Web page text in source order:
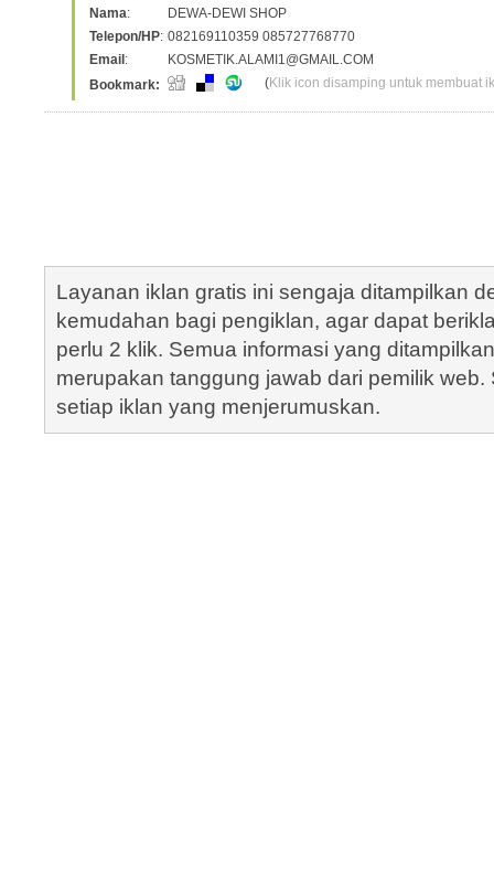
Nama:
DEWA-DEWI SHOP
Telepon/HP: 082169110359 085727768770
Email :
KOSMETIK.ALAMI1@GMAIL.COM
Bookmark:
(Klik icon disamping untuk membuat
Layanan iklan gratis ini sengaja ditampilkan
kemudahan bagi pengiklan, agar dapat
perlu 2 klik. Semua informasi yang
merupakan tanggung jawab dari pemilik
setiap iklan yang menjerumuskan.